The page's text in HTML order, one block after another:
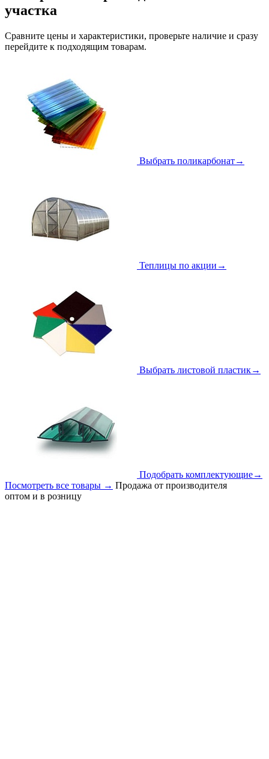
участка
Сравните цены и характеристики, проверьте наличие и сразу
перейдите к подходящим товарам.
Выбрать поликарбонат→
Теплицы по акции →
Выбрать листовой пластик→
Подобрать комплектующие→
Посмотреть все товары → Продажа от производителя
оптом и в розницу